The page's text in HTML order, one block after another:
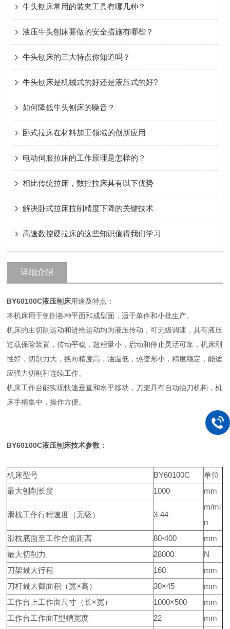
牛头刨床常用的装夹工具有哪几种？
液压牛头刨床要做的安全措施有哪些？
牛头刨床的三大特点你知道吗？
牛头刨床是机械式的好还是液压式的好?
如何降低牛头刨床的噪音？
卧式拉床在材料加工领域的创新应用
电动伺服拉床的工作原理是怎样的？
相比传统拉床，数控拉床具有以下优势
解决卧式拉床拉削精度下降的关键技术
高速数控硬拉床的这些知识值得我们学习
详细介绍
BY60100C液压刨床用途及特点：
本机床用于刨削各种平面和成型面，适于单件和小批生产。
机床的主切削运动和进给运动均为液压传动，可无级调速，具有液压
过载保险装置，传动平稳，超程量小，启动和停止灵活可靠，机床刚
性好，切削力大，换向精度高，油温低，热变形小，精度稳定，能适
应强力切削和连续工作。
机床工作台能实现快速垂直和水平移动，刀架具有自动抬刀机构，机
床手柄集中，操作方便。
BY60100C液压刨床技术参数：
机床型号 BY60100C
单位
最大刨削长度
1000 mm
滑枕工作行程速度（无级） 3-44
m/mi
n
滑枕底面至工作台面距离
80-400
mm
最大切削力
28000
N
刀架最大行程
160
mm
刀杆最大截面积（宽×高）
30×45
mm
工作台上工作面尺寸（长×宽）
1000×500
mm
工作台工作面T型槽宽度
22
mm